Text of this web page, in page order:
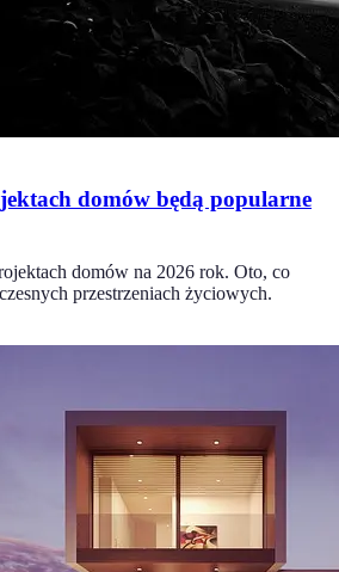
domów będą popularne
domów na 2026 rok. Oto, co
przestrzeniach życiowych.